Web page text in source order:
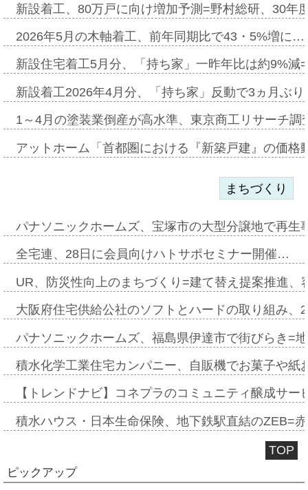
新設着工、80万戸に向け増加予測=野村総研、30年
2026年5月の木軸着工、前年同期比で43・5%増に…
新設住宅着工5月分、「持ち家」一昨年比は約9%
新設着工2026年4月分、「持ち家」反動で3ヵ月ぶ
1～4月の塗装業倒産が高水準、東京商工リサーチ
アットホーム「首都圏における『新築戸建』の価
まちづくり
パナソニックホームズ、宝塚市の大型分譲地で再
全宅連、28日に会員向けハトサポセミナー開催…
UR、防災性向上のまちづくり=建て替え提案推進
大阪府住宅供給公社のソフトとハードの取り組み
パナソニックホームズ、福島県伊達市で街びらき=
積水化学工業住宅カンパニー、自販機でお菓子や
【トレンドナビ】コネプラのコミュニティ醸成サ
積水ハウス・日本生命保険、地下鉄駅直結のZEB=
TOP
ピックアップ